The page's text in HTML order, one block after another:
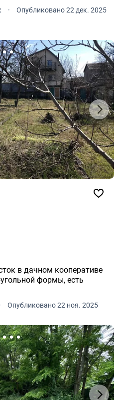
·
Опубликовано 22 дек. 2025
в дачном кооперативе
формы, есть
· Опубликовано 22 ноя. 2025